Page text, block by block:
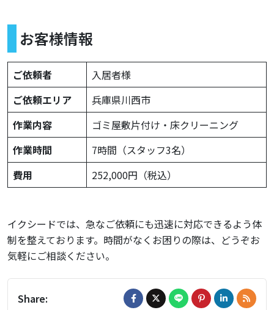
お客様情報
ご依頼者
入居者様
ご依頼エリア
兵庫県川西市
作業内容
ゴミ屋敷片付け・床クリーニング
作業時間
7時間（スタッフ3名）
費用
252,000円（税込）
イクシードでは、急なご依頼にも迅速に対応できるよう体
制を整えております。時間がなくお困りの際は、どうぞお
気軽にご相談ください。
Share: